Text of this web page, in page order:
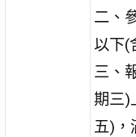
二、
以下(
三、
期三)
五)，